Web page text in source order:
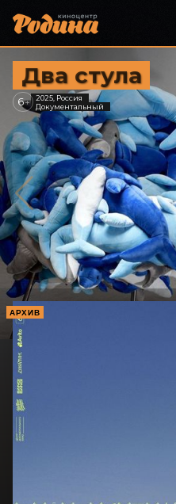
Два стула
6+
2025, Россия
Документальный
АРХИВ